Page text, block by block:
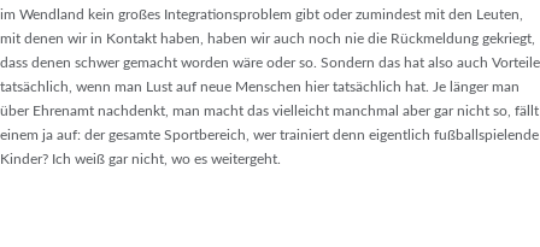
im Wendland kein großes Integrationsproblem gibt oder zumindest mit den Leuten,
mit denen wir in Kontakt haben, haben wir auch noch nie die Rückmeldung gekriegt,
dass denen schwer gemacht worden wäre oder so. Sondern das hat also auch Vorteile
tatsächlich, wenn man Lust auf neue Menschen hier tatsächlich hat. Je länger man
über Ehrenamt nachdenkt, man macht das vielleicht manchmal aber gar nicht so, fällt
einem ja auf: der gesamte Sportbereich, wer trainiert denn eigentlich fußballspielende
Kinder? Ich weiß gar nicht, wo es weitergeht.